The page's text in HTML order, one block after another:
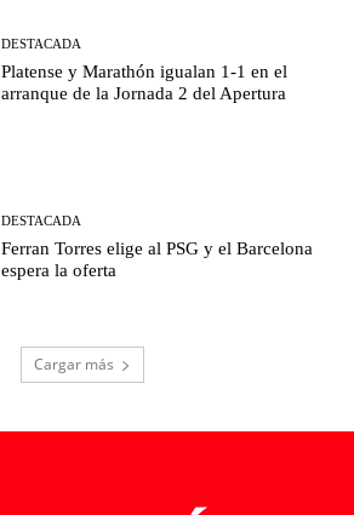
DESTACADA
Platense y Marathón igualan 1-1 en el
arranque de la Jornada 2 del Apertura
DESTACADA
Ferran Torres elige al PSG y el Barcelona
espera la oferta
Cargar más